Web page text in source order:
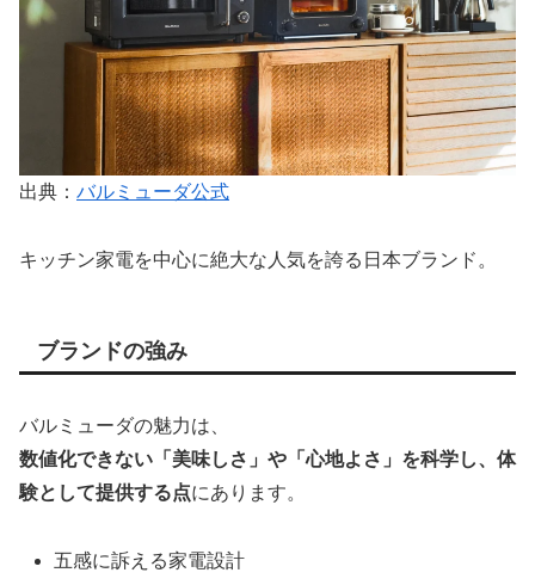
出典： バルミューダ公式
キッチン家電を中心に絶大な人気を誇る日本ブランド。
ブランドの強み
バルミューダの魅力は、
数値化できない「美味しさ」や「心地よさ」を科学し、体
験として提供する点にあります。
五感に訴える家電設計